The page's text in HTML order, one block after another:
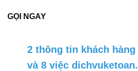
GỌI NGAY
2 thông tin khách
và 8 việc